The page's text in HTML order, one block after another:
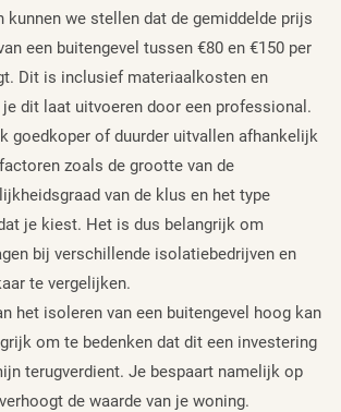
kunnen we stellen dat de gemiddelde prijs
een buitengevel tussen €80 en €150 per
Dit is inclusief materiaalkosten en
dit laat uitvoeren door een professional.
goedkoper of duurder uitvallen afhankelijk
zoals de grootte van de
van de klus en het type
je kiest. Het is dus belangrijk om
bij verschillende isolatiebedrijven en
te vergelijken.
het isoleren van een buitengevel hoog kan
om te bedenken dat dit een investering
terugverdient. Je bespaart namelijk op
de waarde van je woning.